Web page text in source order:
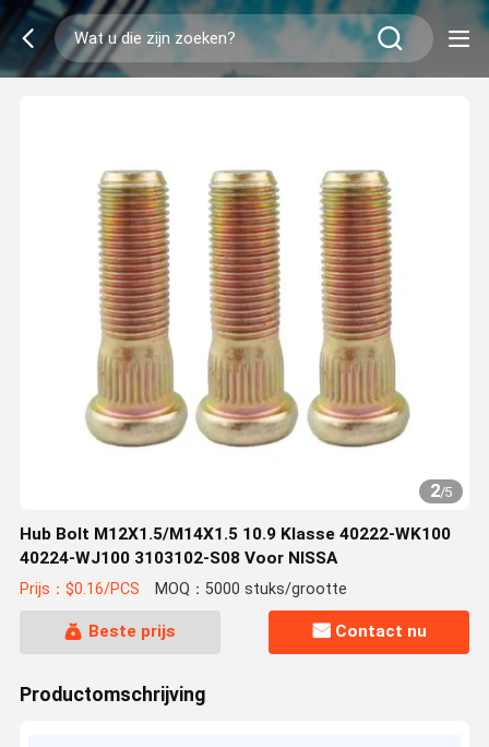
2/5
Hub Bolt M12X1.5/M14X1.5 10.9 Klasse 40222-WK100
40224-WJ100 3103102-S08 Voor NISSA
Prijs：$0.16/PCS MOQ：5000 stuks/grootte
Beste prijs Contact nu
Productomschrijving